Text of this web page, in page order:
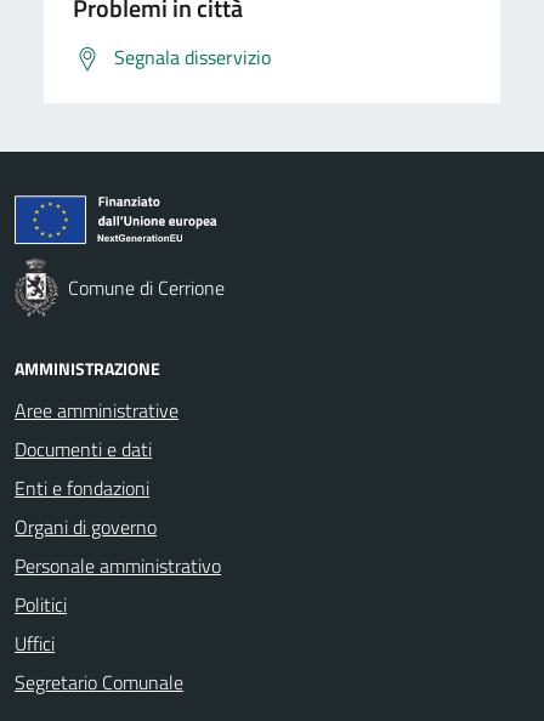
Problemi in città
Segnala disservizio
Comune di Cerrione
AMMINISTRAZIONE
Aree amministrative
Documenti e dati
Enti e fondazioni
Organi di governo
Personale amministrativo
Politici
Uffici
Segretario Comunale